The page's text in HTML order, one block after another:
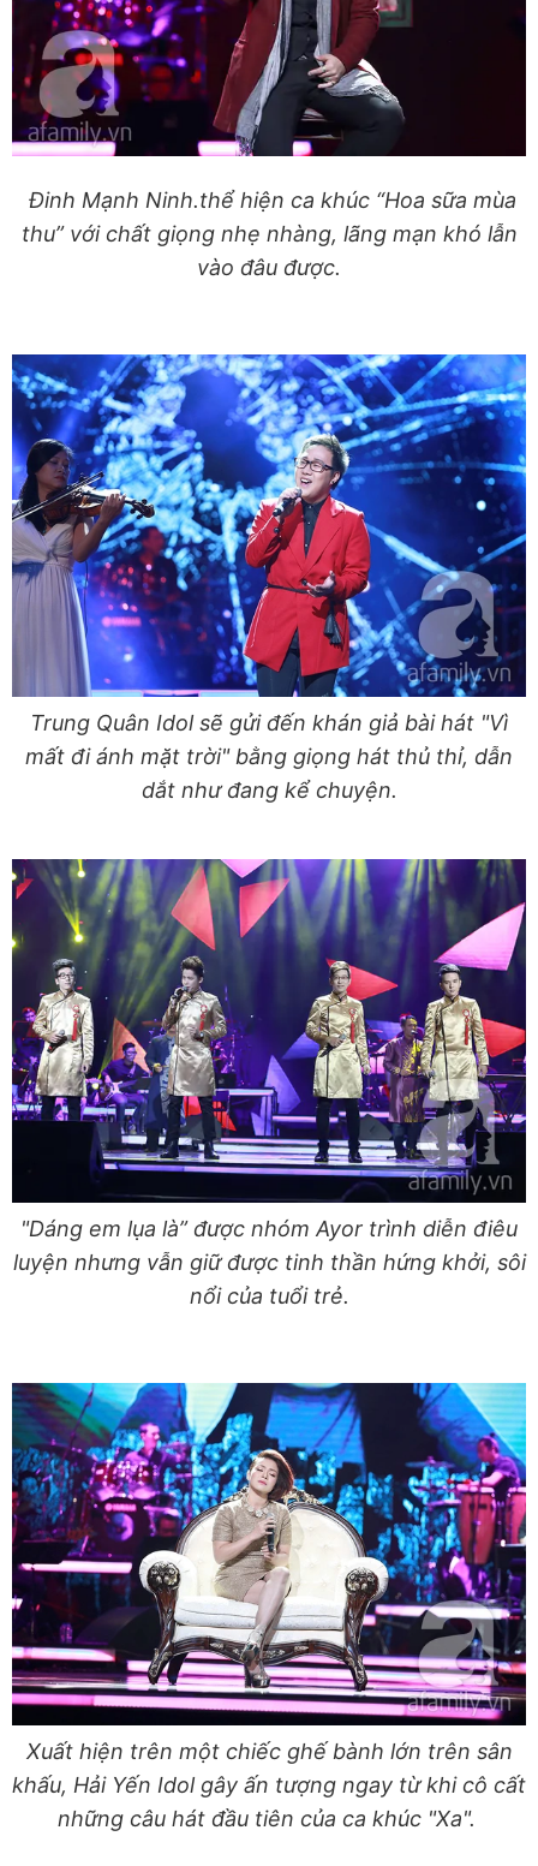
Đinh Mạnh Ninh.thể hiện ca khúc “Hoa sữa mùa
thu” với chất giọng nhẹ nhàng, lãng mạn khó lẫn
vào đâu được.
Trung Quân Idol sẽ gửi đến khán giả bài hát "Vì
mất đi ánh mặt trời" bằng giọng hát thủ thỉ, dẫn
dắt như đang kể chuyện.
"Dáng em lụa là” được nhóm Ayor trình diễn điêu
luyện nhưng vẫn giữ được tinh thần hứng khởi, sôi
nổi của tuổi trẻ.
Xuất hiện trên một chiếc ghế bành lớn trên sân
khấu, Hải Yến Idol gây ấn tượng ngay từ khi cô cất
những câu hát đầu tiên của ca khúc "Xa".